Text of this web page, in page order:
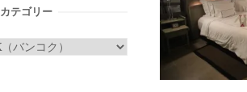
カテゴリー